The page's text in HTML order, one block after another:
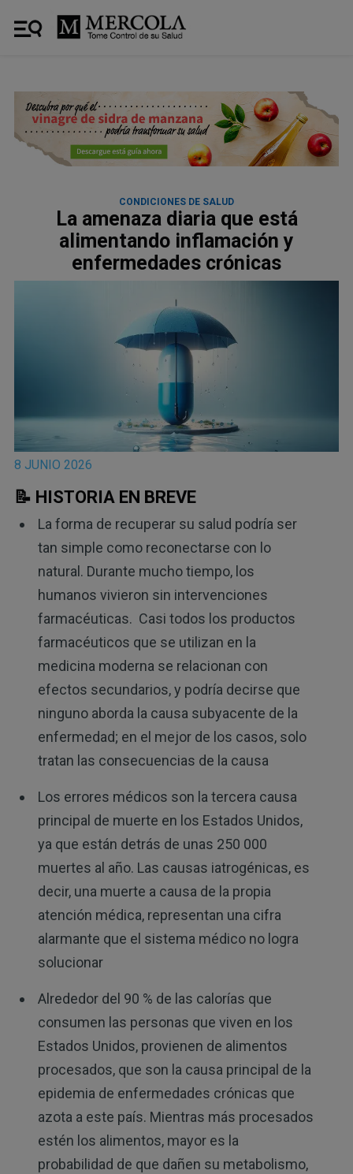
CONDICIONES DE SALUD
La amenaza diaria que está
alimentando inflamación y
enfermedades crónicas
8 JUNIO 2026
📝 HISTORIA EN BREVE
La forma de recuperar su salud podría ser
tan simple como reconectarse con lo
natural. Durante mucho tiempo, los
humanos vivieron sin intervenciones
farmacéuticas. Casi todos los productos
farmacéuticos que se utilizan en la
medicina moderna se relacionan con
efectos secundarios, y podría decirse que
ninguno aborda la causa subyacente de la
enfermedad; en el mejor de los casos, solo
tratan las consecuencias de la causa
Los errores médicos son la tercera causa
principal de muerte en los Estados Unidos,
ya que están detrás de unas 250 000
muertes al año. Las causas iatrogénicas, es
decir, una muerte a causa de la propia
atención médica, representan una cifra
alarmante que el sistema médico no logra
solucionar
Alrededor del 90 % de las calorías que
consumen las personas que viven en los
Estados Unidos, provienen de alimentos
procesados, que son la causa principal de la
epidemia de enfermedades crónicas que
azota a este país. Mientras más procesados
​​estén los alimentos, mayor es la
probabilidad de que dañen su metabolismo,